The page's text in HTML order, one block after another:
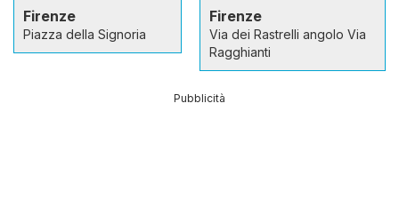
Firenze
Piazza della Signoria
Firenze
Via dei Rastrelli angolo Via
Ragghianti
Pubblicità